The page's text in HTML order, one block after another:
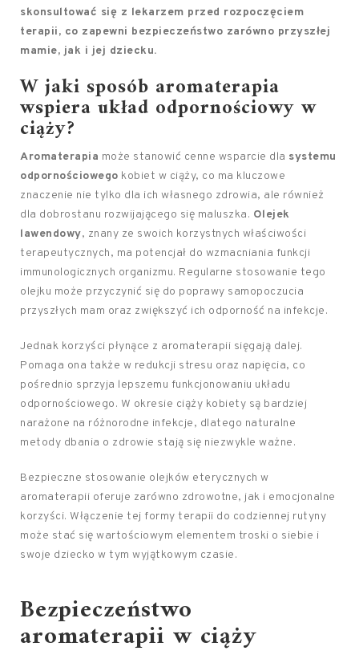
skonsultować się z lekarzem przed rozpoczęciem
terapii, co zapewni bezpieczeństwo zarówno przyszłej
mamie, jak i jej dziecku.
W jaki sposób aromaterapia
wspiera układ odpornościowy w
ciąży?
Aromaterapia może stanowić cenne wsparcie dla systemu
odpornościowego kobiet w ciąży, co ma kluczowe
znaczenie nie tylko dla ich własnego zdrowia, ale również
dla dobrostanu rozwijającego się maluszka. Olejek
lawendowy, znany ze swoich korzystnych właściwości
terapeutycznych, ma potencjał do wzmacniania funkcji
immunologicznych organizmu. Regularne stosowanie tego
olejku może przyczynić się do poprawy samopoczucia
przyszłych mam oraz zwiększyć ich odporność na infekcje.
Jednak korzyści płynące z aromaterapii sięgają dalej.
Pomaga ona także w redukcji stresu oraz napięcia, co
pośrednio sprzyja lepszemu funkcjonowaniu układu
odpornościowego. W okresie ciąży kobiety są bardziej
narażone na różnorodne infekcje, dlatego naturalne
metody dbania o zdrowie stają się niezwykle ważne.
Bezpieczne stosowanie olejków eterycznych w
aromaterapii oferuje zarówno zdrowotne, jak i emocjonalne
korzyści. Włączenie tej formy terapii do codziennej rutyny
może stać się wartościowym elementem troski o siebie i
swoje dziecko w tym wyjątkowym czasie.
Bezpieczeństwo
aromaterapii w ciąży